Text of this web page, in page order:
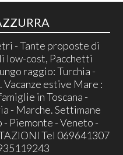
- Tante proposte di
low-cost, Pacchetti
raggio: Turchia -
Vacanze estive Mare :
in Toscana -
- Marche. Settimane
Piemonte - Veneto -
Tel 069641307